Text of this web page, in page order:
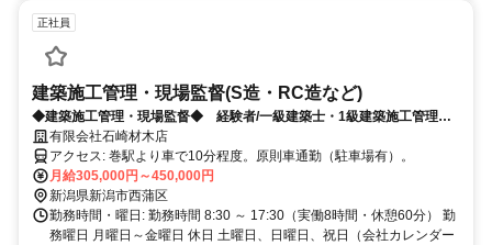
正社員
建築施工管理・現場監督(S造・RC造など)
◆建築施工管理・現場監督◆ 経験者/一級建築士・1級建築施工管理技
士資格保有者歓迎！
有限会社石崎材木店
アクセス: 巻駅より車で10分程度。原則車通勤（駐車場有）。
月給305,000円～450,000円
新潟県新潟市西蒲区
勤務時間・曜日: ​勤務時間 8:30 ～ 17:30（実働8時間・休憩60分） 勤
務曜日 月曜日～金曜日 休日 土曜日、日曜日、祝日（会社カレンダー